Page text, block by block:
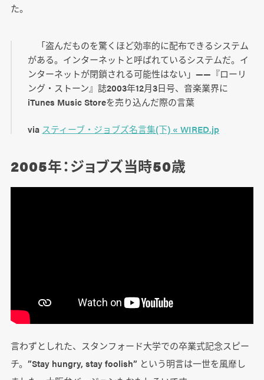
た。
「盗んだものを驚くほど効率的に配布できるシステム
がある。インターネットと呼ばれているシステムだ。イ
ンターネットが閉鎖される可能性はない」――『ローリ
ング・ストーン』誌2003年12月3日号、音楽業界に
iTunes Music Storeを売り込んだ際の言葉
via スティーブ・ジョブズ名言集(下) « WIRED.jp
2005年：ジョブズ当時50歳
言わずとしれた、スタンフォード大学での卒業式記念スピー
チ。”Stay hungry, stay foolish” という明言は一世を風靡し